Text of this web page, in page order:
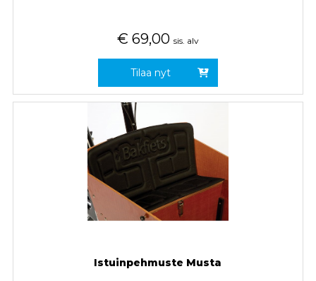
€ 69,00 sis. alv
Tilaa nyt
Istuinpehmuste Musta